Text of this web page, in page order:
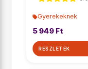
Gyerekeknek
5 949 Ft
RÉSZLETEK